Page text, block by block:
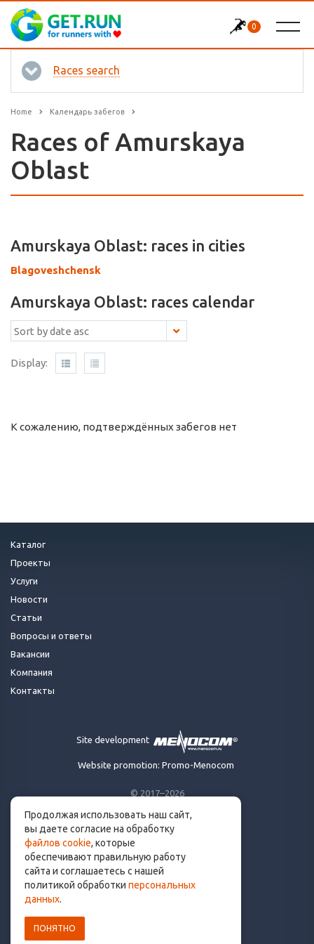
0
Races search
Home Календарь забегов
Races of Amurskaya
Oblast
Amurskaya Oblast: races in cities
Blagoveshchensk
Amurskaya Oblast: races calendar
Display:
К сожалению, подтверждённых забегов нет
© 2017–2026
Made for runners.
By runners. With ❤
info@get.run
Каталог
Проекты
Услуги
Новости
Статьи
Вопросы и ответы
Вакансии
Компания
Контакты
Site development
Website promotion: Promo-Menocom
Продолжая использовать наш сайт,
вы даете согласие на обработку
файлов cookie, которые
обеспечивают правильную работу
сайта и соглашаетесь с нашей
политикой обработки персональных
данных.
ПОНЯТНО